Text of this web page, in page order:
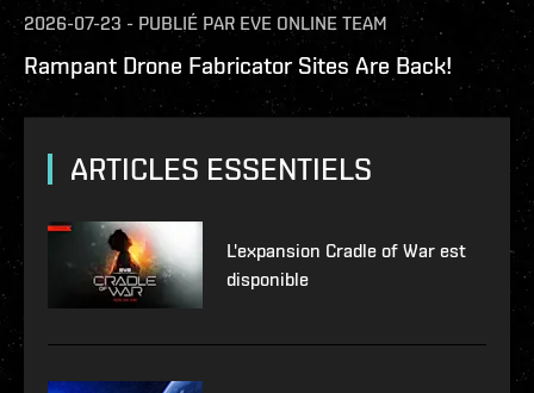
2026-07-23 - PUBLIÉ PAR EVE ONLINE TEAM
Rampant Drone Fabricator Sites Are Back!
ARTICLES ESSENTIELS
L'expansion Cradle of War est
disponible